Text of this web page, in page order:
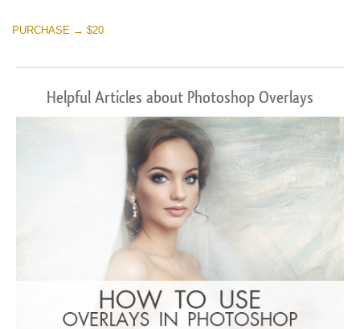
PURCHASE → $20
Helpful Articles about Photoshop Overlays